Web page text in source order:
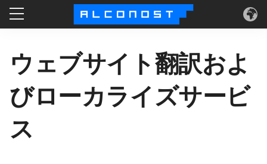
ユースケース
テクノロジー
ウェブサイト翻訳およ
びローカライズサービ
ス